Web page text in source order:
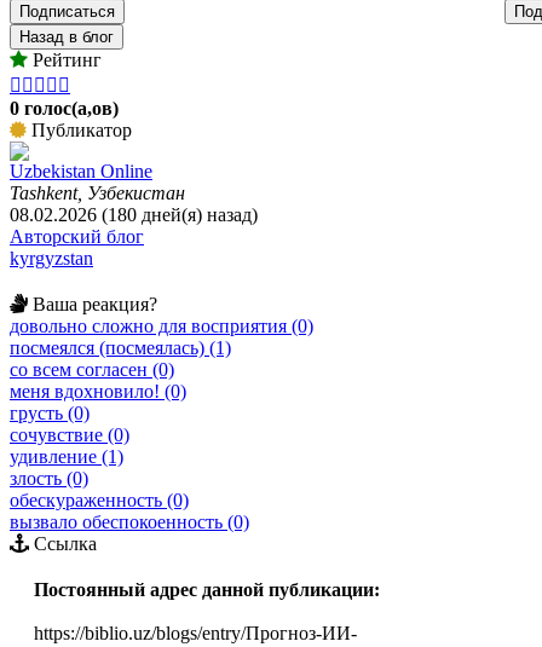
Подписаться
Назад в блог
Рейтинг
    
0 голос(а,ов)
Публикатор
Uzbekistan Online
Tashkent, Узбекистан
08.02.2026 (180 дней(я) назад)
Авторский блог
kyrgyzstan
Ваша реакция?
довольно сложно для восприятия (0)
посмеялся (посмеялась) (1)
со всем согласен (0)
меня вдохновило! (0)
грусть (0)
сочувствие (0)
удивление (1)
злость (0)
обескураженность (0)
вызвало обеспокоенность (0)
Ссылка
Постоянный адрес данной публикации:
https://biblio.uz/blogs/entry/Прогноз-ИИ-